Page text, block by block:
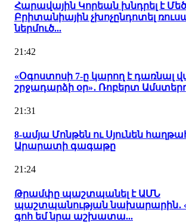
Հարավային Կորեան խնդրել է Մեծ
Բրիտանիային չխոչընդոտել
ներմուծ...
21:42
«Օգոստոսի 7-ը կարող է դառնալ
շրջադարձի օր»․ Ռոբերտ
21:31
8-ամյա Մոնթեն ու Սյունեն
Արարատի գագաթը
21:24
Թրամփը պաշտպանել է ԱՄՆ
պաշտպանության
գոհ եմ նրա աշխատա...